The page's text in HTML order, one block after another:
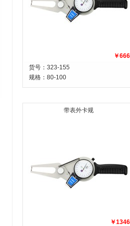
￥666
货号：323-155
规格： 80-100
带表外卡规
￥1346